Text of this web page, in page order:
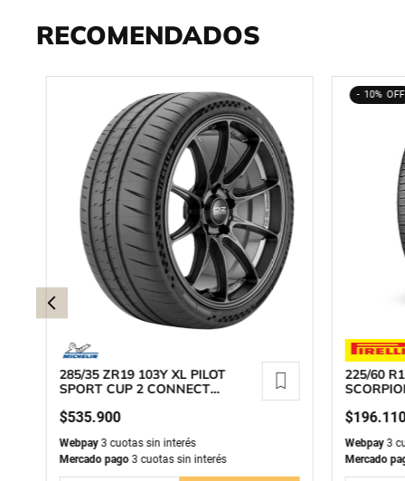
RECOMENDADOS
285/35 ZR19 103Y XL PILOT
SPORT CUP 2 CONNECT
$535.900
Webpay3 cuotas sin interés
Mercado pago3 cuotas sin interés
10%
225/60
$196.
Webpay3
Mercado